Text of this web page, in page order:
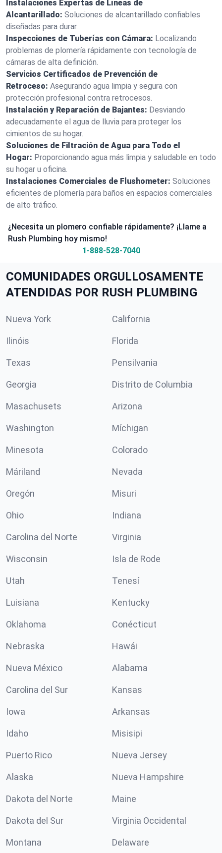
Instalaciones Expertas de Líneas de
Alcantarillado: Soluciones de alcantarillado confiables
diseñadas para durar.
Inspecciones de Tuberías con Cámara: Localizando
problemas de plomería rápidamente con tecnología de
cámaras de alta definición.
Servicios Certificados de Prevención de
Retroceso: Asegurando agua limpia y segura con
protección profesional contra retrocesos.
Instalación y Reparación de Bajantes: Desviando
adecuadamente el agua de lluvia para proteger los
cimientos de su hogar.
Soluciones de Filtración de Agua para Todo el
Hogar: Proporcionando agua más limpia y saludable en todo
su hogar u oficina.
Instalaciones Comerciales de Flushometer: Soluciones
eficientes de plomería para baños en espacios comerciales
de alto tráfico.
¿Necesita un plomero confiable rápidamente? ¡Llame a
Rush Plumbing hoy mismo!
1-888-528-7040
COMUNIDADES ORGULLOSAMENTE
ATENDIDAS POR RUSH PLUMBING
Nueva York California
Ilinóis Florida
Texas Pensilvania
Georgia Distrito de Columbia
Masachusets Arizona
Washington Míchigan
Minesota Colorado
Máriland Nevada
Oregón Misuri
Ohio Indiana
Carolina del Norte Virginia
Wisconsin Isla de Rode
Utah Tenesí
Luisiana Kentucky
Oklahoma Conécticut
Nebraska Hawái
Nueva México Alabama
Carolina del Sur Kansas
Iowa Arkansas
Idaho Misisipi
Puerto Rico Nueva Jersey
Alaska Nueva Hampshire
Dakota del Norte Maine
Dakota del Sur Virginia Occidental
Montana Delaware